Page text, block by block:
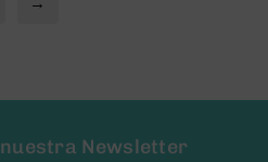
Newsletter